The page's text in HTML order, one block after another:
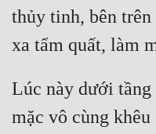
thủy tinh, bên
Lúc này dưới
mặc vô cùng